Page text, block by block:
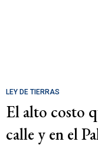
LEY DE TIERRAS
El alto costo
calle y en el